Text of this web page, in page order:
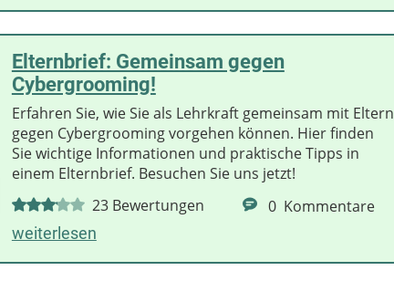
Elternbrief: Gemeinsam gegen
Cybergrooming!
Erfahren Sie, wie Sie als Lehrkraft gemeinsam mit Eltern
gegen Cybergrooming vorgehen können. Hier finden
Sie wichtige Informationen und praktische Tipps in
einem Elternbrief. Besuchen Sie uns jetzt!
23 Bewertungen 0 Kommentare
weiterlesen